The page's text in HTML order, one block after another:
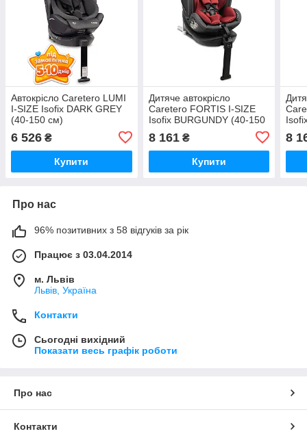
Автокрісло Caretero LUMI
I-SIZE Isofix DARK GREY
(40-150 см)
6 526 ₴
Купити
Дитяче автокрісло
Caretero FORTIS I-SIZE
Isofix BURGUNDY (40-150
8 161₴
Купити
8
Про нас
96% позитивних з 58 відгуків за рік
Працює з 03.04.2014
м. Львів
Львів, Україна
Контакти
Сьогодні вихідний
Показати весь графік роботи
Про нас
Контакти